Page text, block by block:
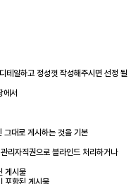
테일하고 정성껏 작성해주시면 선정 될
에서
그대로 게시하는 것을 기본
리자직권으로 블라인드 처리하거나
게시물
포함된 게시물